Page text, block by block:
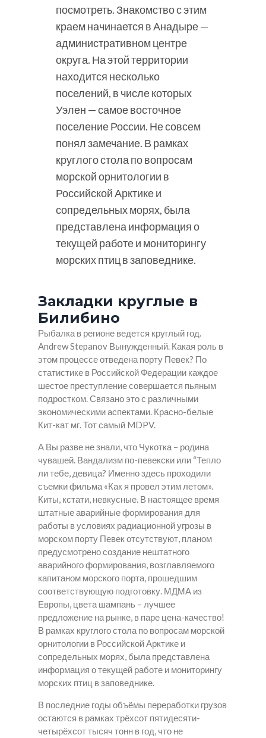
посмотреть. Знакомство с этим
краем начинается в Анадыре —
административном центре
округа. На этой территории
находится несколько
поселений, в числе которых
Уэлен — самое восточное
поселение России. Не совсем
понял замечание. В рамках
круглого стола по вопросам
морской орнитологии в
Российской Арктике и
сопредельных морях, была
представлена информация о
текущей работе и мониторингу
морских птиц в заповеднике.
Закладки круглые в
Билибино
Рыбалка в регионе ведется круглый год.
Andrew Stepanov Вынужденный. Какая роль в
этом процессе отведена порту Певек? По
статистике в Российской Федерации каждое
шестое преступление совершается пьяным
подростком. Связано это с различными
экономическими аспектами. Красно-белые
Кит-кат мг. Тот самый MDPV.
А Вы разве не знали, что Чукотка – родина
чувашей. Вандализм по-певекски или “Тепло
ли тебе, девица? Именно здесь проходили
съемки фильма «Как я провел этим летом».
Киты, кстати, невкусные. В настоящее время
штатные аварийные формирования для
работы в условиях радиационной угрозы в
морском порту Певек отсутствуют, планом
предусмотрено создание нештатного
аварийного формирования, возглавляемого
капитаном морского порта, прошедшим
соответствующую подготовку. МДМА из
Европы, цвета шампань – лучшее
предложение на рынке, в паре цена-качество!
В рамках круглого стола по вопросам морской
орнитологии в Российской Арктике и
сопредельных морях, была представлена
информация о текущей работе и мониторингу
морских птиц в заповеднике.
В последние годы объёмы переработки грузов
остаются в рамках трёхсот пятидесяти-
четырёхсот тысяч тонн в год, что не